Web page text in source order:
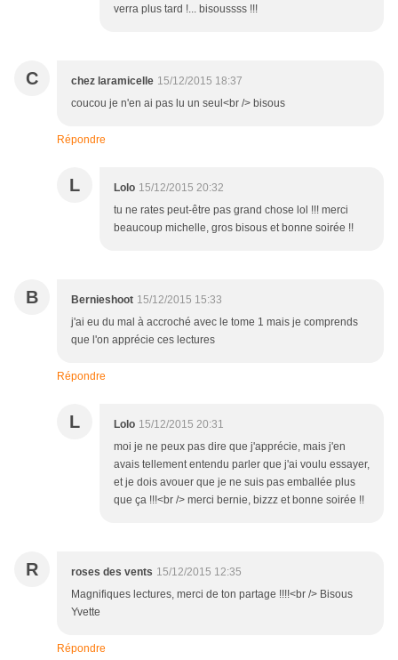
verra plus tard !... bisoussss !!!
C chez laramicelle 15/12/2015 18:37
coucou je n'en ai pas lu un seul<br /> bisous
Répondre
L Lolo 15/12/2015 20:32
tu ne rates peut-être pas grand chose lol !!! merci
beaucoup michelle, gros bisous et bonne soirée !!
B Bernieshoot 15/12/2015 15:33
j'ai eu du mal à accroché avec le tome 1 mais je comprends
que l'on apprécie ces lectures
Répondre
L Lolo 15/12/2015 20:31
moi je ne peux pas dire que j'apprécie, mais j'en
avais tellement entendu parler que j'ai voulu essayer,
et je dois avouer que je ne suis pas emballée plus
que ça !!!<br /> merci bernie, bizzz et bonne soirée !!
R roses des vents 15/12/2015 12:35
Magnifiques lectures, merci de ton partage !!!!<br /> Bisous
Yvette
Répondre